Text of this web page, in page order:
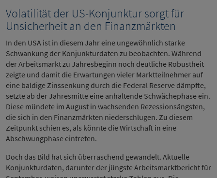
Volatilität der US-Konjunktur sorgt für
Unsicherheit an den Finanzmärkten
In den USA ist in diesem Jahr eine ungewöhnlich starke
Schwankung der Konjunkturdaten zu beobachten. Während
der Arbeitsmarkt zu Jahresbeginn noch deutliche Robustheit
zeigte und damit die Erwartungen vieler Marktteilnehmer auf
eine baldige Zinssenkung durch die Federal Reserve dämpfte,
setzte ab der Jahresmitte eine anhaltende Schwächephase ein.
Diese mündete im August in wachsenden Rezessionsängsten,
die sich in den Finanzmärkten niederschlugen. Zu diesem
Zeitpunkt schien es, als könnte die Wirtschaft in eine
Abschwungphase eintreten.
Doch das Bild hat sich überraschend gewandelt. Aktuelle
Konjunkturdaten, darunter der jüngste Arbeitsmarktbericht für